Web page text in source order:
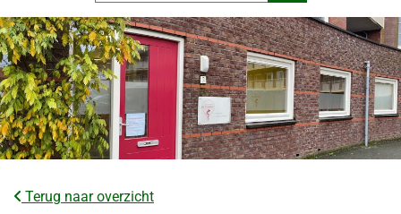
Terug naar overzicht